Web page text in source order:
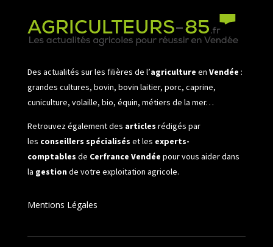
Des actualités sur les filières de l’agriculture en Vendée :
grandes cultures, bovin, bovin laitier, porc, caprine,
cuniculture, volaille, bio, équin, métiers de la mer…
Retrouvez également des articles rédigés par
les conseillers spécialisés et les experts-
comptables de Cerfrance Vendée pour vous aider dans
la gestionde votre exploitation agricole.
Mentions Légales